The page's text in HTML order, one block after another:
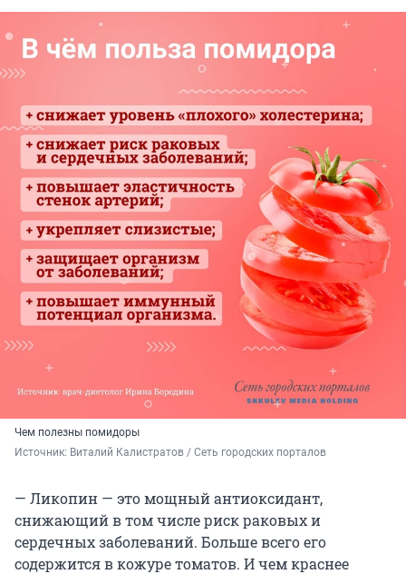
Чем полезны помидоры
Источник: Виталий Калистратов / Сеть городских порталов
— Ликопин — это мощный антиоксидант,
снижающий в том числе риск раковых и
сердечных заболеваний. Больше всего его
содержится в кожуре томатов. И чем краснее